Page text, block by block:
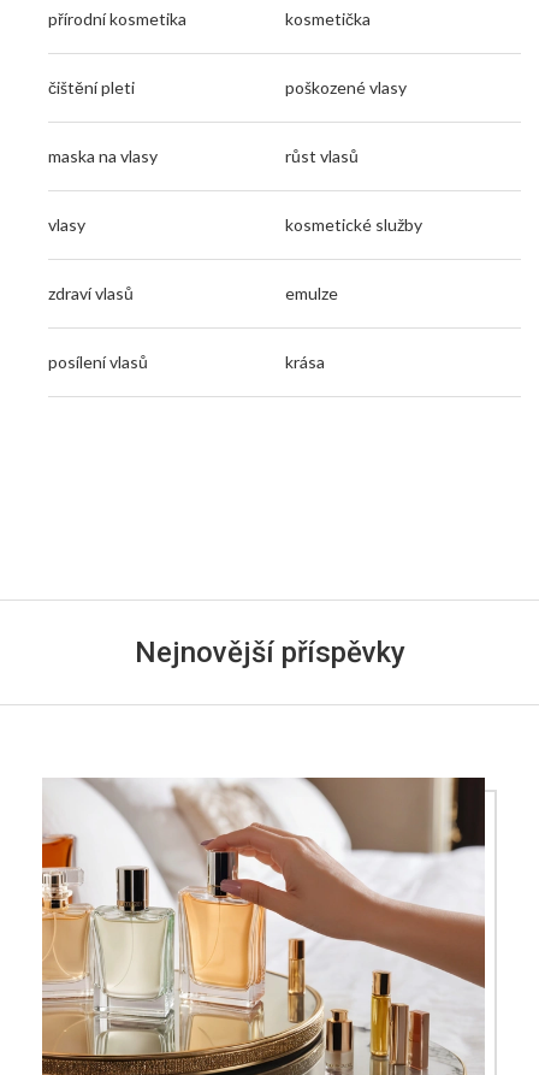
přírodní kosmetika kosmetička
čištění pleti poškozené vlasy
maska na vlasy růst vlasů
vlasy kosmetické služby
zdraví vlasů emulze
posílení vlasů krása
Nejnovější příspěvky